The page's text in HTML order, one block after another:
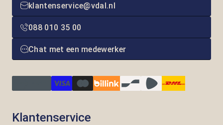
klantenservice@vdal.nl
088 010 35 00
Chat met een medewerker
Klantenservice